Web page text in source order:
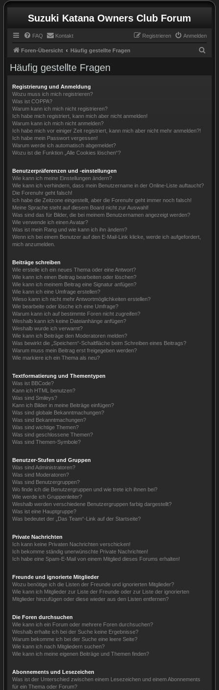
Suzuki Katana Owners Club Forum
FAQ Kontakt Anmelden
Registrieren
Foren-Übersicht Häufig gestellte Fragen
Häufig gestellte Fragen
Registrierung und Anmeldung
Wozu muss ich mich registrieren?
Was ist COPPA?
Warum kann ich mich nicht registrieren?
Ich habe mich registriert, kann mich aber nicht anmelden!
Warum kann ich mich nicht anmelden?
Ich habe mich vor einiger Zeit registriert, kann mich aber nicht mehr anmelden?!
Ich habe mein Passwort vergessen!
Warum werde ich automatisch abgemeldet?
Wozu ist die Funktion „Alle Cookies löschen“?
Benutzerpräferenzen und -einstellungen
Wie kann ich meine Einstellungen ändern?
Wie kann ich verhindern, dass mein Benutzername in der Online-Liste auftaucht?
Die Forenuhr geht falsch!
Ich habe die Zeitzone eingestellt, aber die Forenuhr geht immer noch falsch!
Meine Sprache steht auf diesem Board nicht zur Auswahl!
Was sind das für Bilder, die bei meinem Benutzernamen angezeigt werden?
Wie verwende ich einen Avatar?
Was ist mein Rang und wie kann ich ihn ändern?
Wenn ich bei einem Benutzer auf den E-Mail-Link klicke, werde ich aufgefordert,
mich anzumelden.
Beiträge schreiben
Wie erstelle ich ein neues Thema oder eine Antwort?
Wie kann ich einen Beitrag bearbeiten oder löschen?
Wie kann ich meinem Beitrag eine Signatur anfügen?
Wie kann ich eine Umfrage erstellen?
Wieso kann ich nicht mehr Antwortmöglichkeiten erstellen?
Wie bearbeite oder lösche ich eine Umfrage?
Warum kann ich auf bestimmte Foren nicht zugreifen?
Weshalb kann ich keine Dateianhänge anfügen?
Weshalb wurde ich verwarnt?
Wie kann ich Beiträge den Moderatoren melden?
Was bewirkt die „Speichern“-Schaltfläche beim Schreiben eines Beitrags?
Warum muss mein Beitrag erst freigegeben werden?
Wie markiere ich ein Thema als neu?
Textformatierung und Thementypen
Was ist BBCode?
Kann ich HTML benutzen?
Was sind Smileys?
Kann ich Bilder in meine Beiträge einfügen?
Was sind globale Bekanntmachungen?
Was sind Bekanntmachungen?
Was sind wichtige Themen?
Was sind geschlossene Themen?
Was sind Themen-Symbole?
Benutzer-Stufen und Gruppen
Was sind Administratoren?
Was sind Moderatoren?
Was sind Benutzergruppen?
Wo finde ich die Benutzergruppen und wie trete ich ihnen bei?
Wie werde ich Gruppenleiter?
Weshalb werden verschiedene Benutzergruppen farbig dargestellt?
Was ist eine Hauptgruppe?
Was bedeutet der „Das Team“-Link auf der Startseite?
Private Nachrichten
Ich kann keine Privaten Nachrichten verschicken!
Ich bekomme ständig unerwünschte Private Nachrichten!
Ich habe eine Spam-E-Mail von einem Mitglied dieses Forums erhalten!
Freunde und ignorierte Mitglieder
Wozu benötige ich die Listen der Freunde und ignorierten Mitglieder?
Wie kann ich Mitglieder zur Liste der Freunde oder zur Liste der ignorierten
Mitglieder hinzufügen oder diese wieder aus den Listen entfernen?
Die Foren durchsuchen
Wie kann ich ein Forum oder mehrere Foren durchsuchen?
Weshalb erhalte ich bei der Suche keine Ergebnisse?
Warum bekomme ich bei der Suche eine leere Seite?
Wie kann ich nach Mitgliedern suchen?
Wie kann ich meine eigenen Beiträge und Themen finden?
Abonnements und Lesezeichen
Was ist der Unterschied zwischen einem Lesezeichen und einem Abonnements
für ein Thema oder Forum?